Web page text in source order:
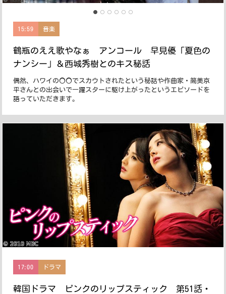
15:59 音楽
鶴瓶のええ歌やなぁ アンコール 早見優「夏色の
ナンシー」＆西城秀樹とのキス秘話
偶然、ハワイの〇〇でスカウトされたという秘話や作曲家・筒美京
平さんとの出会いで一躍スターに駆け上がったというエピソードを
語っていただきます。
17:00 ドラマ
韓国ドラマ ピンクのリップスティック 第51話・